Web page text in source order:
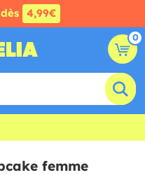
dès 4,99€
0
femme